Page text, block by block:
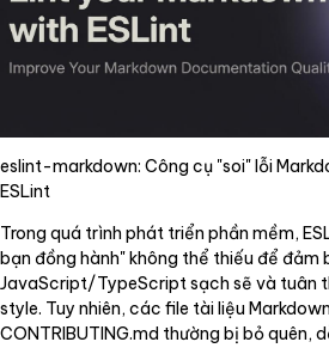
eslint-markdown: Công cụ "soi" lỗi
ESLint
Trong quá trình phát triển phần mềm,
bạn đồng hành" không thể thiếu để đảm
JavaScript/TypeScript sạch sẽ và tuân
style. Tuy nhiên, các file tài liệu
CONTRIBUTING.md thường bị bỏ quên,